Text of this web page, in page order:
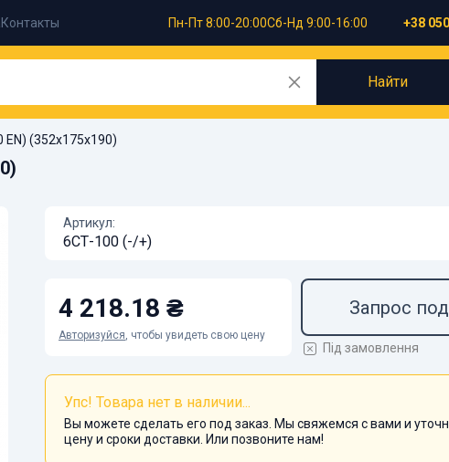
Контакты Пн-Пт 8:00-20:00Сб-Нд 9:00-16:00 +38
Найти
EN) (352х175х190)
Артикул:
6СТ-100 (-/+)
4 218.18 ₴
Авторизуйся, чтобы увидеть свою цену
Запрос
Під замовлення
Упс! Товара нет в наличии...
Вы можете сделать его под заказ. Мы свяжемся с вами и
цену и сроки доставки. Или позвоните нам!